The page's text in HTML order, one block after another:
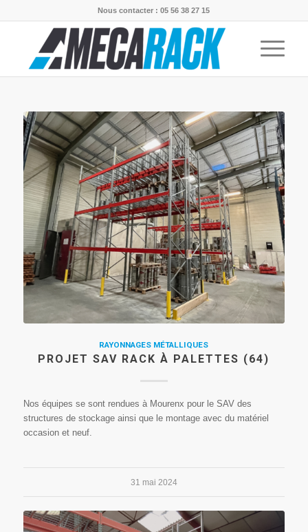
Nous contacter : 05 56 38 27 15
RAYONNAGES MÉTALLIQUES
PROJET SAV RACK À PALETTES (64)
Nos équipes se sont rendues à Mourenx pour le SAV des
structures de stockage ainsi que le montage avec du matériel
occasion et neuf.
31 mai 2024